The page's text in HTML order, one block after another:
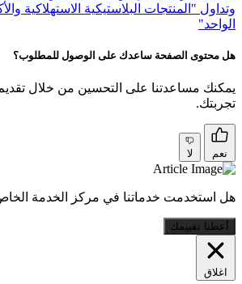
وتداول "المنتجات البلاستيكية الاستهلاكية
الواحد"
هل محتوى الصفحة ساعدك على الوصول للمطلوب؟
يمكنك مساعدتنا على التحسين من خلال
تجربتك.
نعم لا
هل استخدمت خدماتنا في مركز الخدمة الخاص
أعطنا تقييمك
اغلاق